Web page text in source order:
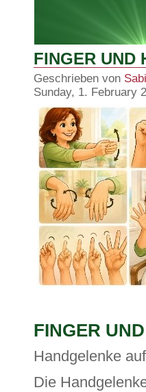
FINGER UND
Geschrieben von
Sunday, 1. February
FINGER
Handgelenke
Die